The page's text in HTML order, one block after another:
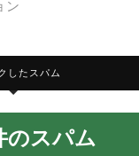
ン
したスパム
スパム